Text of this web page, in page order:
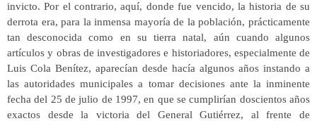
invicto. Por el contrario, aquí, donde fue vencido, la historia de su
derrota era, para la inmensa mayoría de la población, prácticamente
tan desconocida como en su tierra natal, aún cuando algunos
artículos y obras de investigadores e historiadores, especialmente de
Luis Cola Benítez, aparecían desde hacía algunos años instando a
las autoridades municipales a tomar decisiones ante la inminente
fecha del 25 de julio de 1997, en que se cumplirían doscientos años
exactos desde la victoria del General Gutiérrez, al frente de